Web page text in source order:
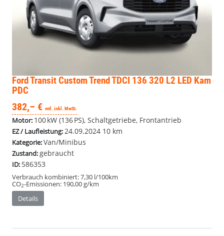
Ford Transit CustomTrend TDCI 136 320 L2 LED Kam
PDC
382,– € mtl. inkl. MwSt.
Motor: 100 kW (136 PS), Schaltgetriebe, Frontantrieb
EZ / Laufleistung:24.09.2024 10 km
Kategorie:Van/Minibus
Zustand:gebraucht
ID: 586353
Verbrauch kombiniert:7,30 l/100km
CO2-Emissionen: 190,00 g/km
Details